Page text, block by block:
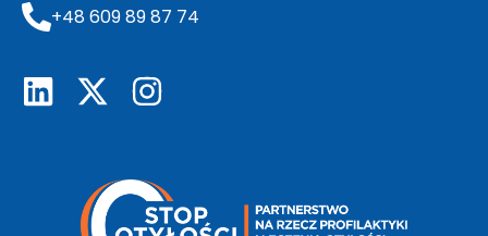
+48 609 89 87 74